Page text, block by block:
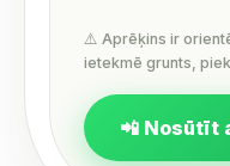
⚠️ Aprēķins ir
ietekmē grunts,
📲 Nosūtīt